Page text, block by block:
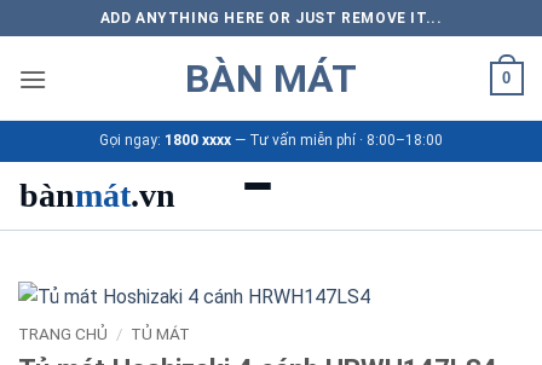
qua
nội
ADD ANYTHING HERE OR JUST REMOVE IT...
BÀN MÁT 0
Gọi ngay: 1800 xxxx — Tư vấn miễn phí · 8:00–18:00
bànmát.vn
Sản phẩm
TRANG CHỦ / TỦ MÁT